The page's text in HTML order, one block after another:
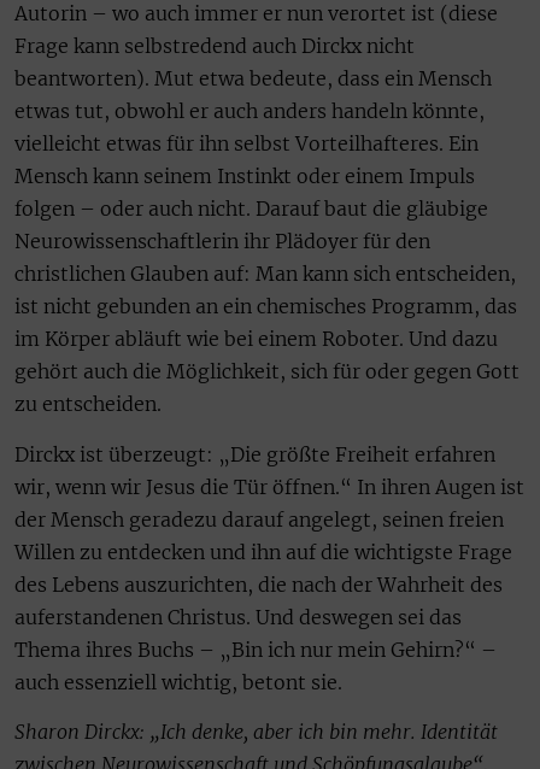
Autorin – wo auch immer er nun verortet ist (diese
Frage kann selbstredend auch Dirckx nicht
beantworten). Mut etwa bedeute, dass ein Mensch
etwas tut, obwohl er auch anders handeln könnte,
vielleicht etwas für ihn selbst Vorteilhafteres. Ein
Mensch kann seinem Instinkt oder einem Impuls
folgen – oder auch nicht. Darauf baut die gläubige
Neurowissenschaftlerin ihr Plädoyer für den
christlichen Glauben auf: Man kann sich entscheiden,
ist nicht gebunden an ein chemisches Programm, das
im Körper abläuft wie bei einem Roboter. Und dazu
gehört auch die Möglichkeit, sich für oder gegen Gott
zu entscheiden.
Dirckx ist überzeugt: „Die größte Freiheit erfahren
wir, wenn wir Jesus die Tür öffnen.“ In ihren Augen ist
der Mensch geradezu darauf angelegt, seinen freien
Willen zu entdecken und ihn auf die wichtigste Frage
des Lebens auszurichten, die nach der Wahrheit des
auferstandenen Christus. Und deswegen sei das
Thema ihres Buchs – „Bin ich nur mein Gehirn?“ –
auch essenziell wichtig, betont sie.
Sharon Dirckx: „Ich denke, aber ich bin mehr. Identität